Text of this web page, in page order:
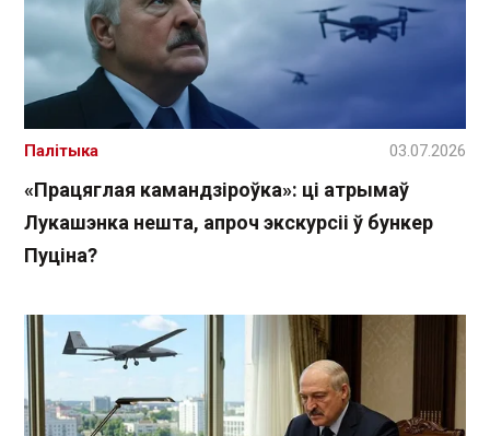
«Працяглая камандзіроўка»: ці атрымаў
Лукашэнка нешта, апроч экскурсіі ў бункер
Пуціна?
Палітыка 03.07.2026